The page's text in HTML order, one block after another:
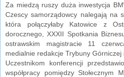
Za miedzą ruszy duża inwestycja
Czescy samorządowcy nalegają na
która połączyłaby Katowice z
dorocznego, XXXII Spotkania
ostrawskim magistracie 11
medialnie redakcje Trybuny Górniczej
Uczestnikom konferencji
współpracy pomiędzy Stołecznym